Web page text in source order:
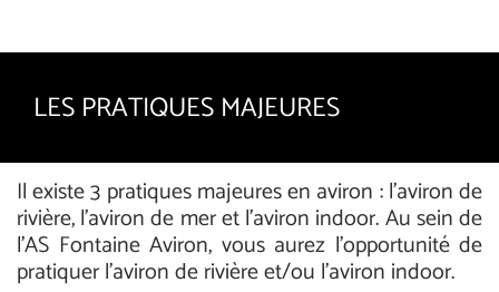
LES PRATIQUES MAJEURES
Il existe 3 pratiques majeures en aviron : l'aviron de
rivière, l'aviron de mer et l'aviron indoor. Au sein de
l'AS Fontaine Aviron, vous aurez l'opportunité de
pratiquer l'aviron de rivière et/ou l'aviron indoor.